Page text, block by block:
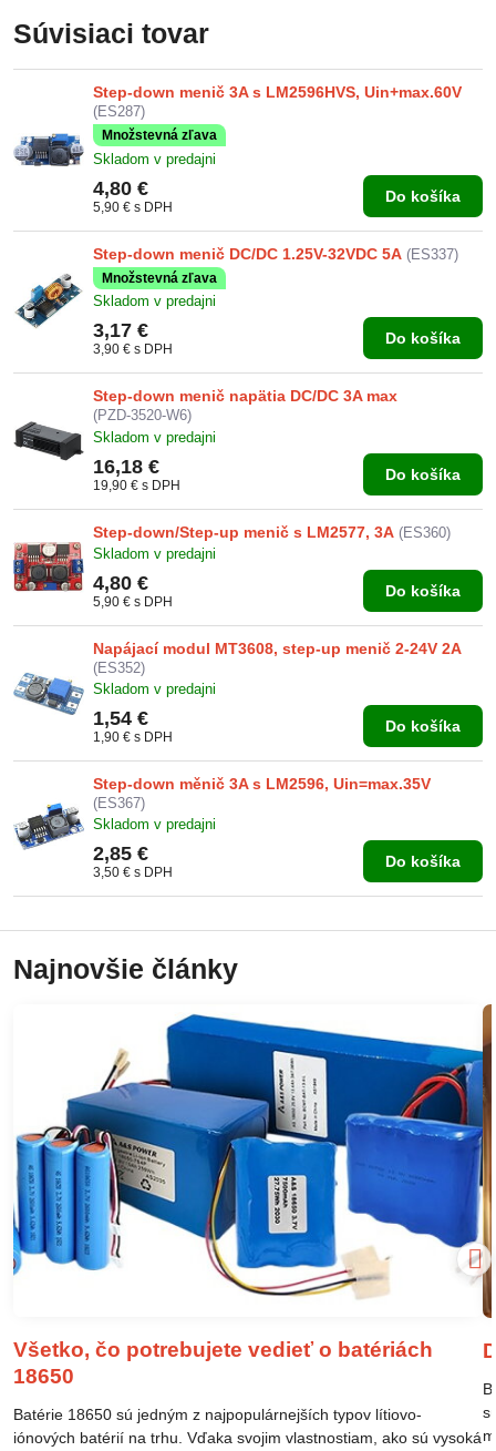
Súvisiaci tovar
Step-down menič 3A s LM2596HVS, Uin+max.60V
(ES287)
Množstevná zľava
Skladom v predajni
4,80 €
5,90 € s DPH
Do košíka
Step-down menič DC/DC 1.25V-32VDC 5A (ES337)
Množstevná zľava
Skladom v predajni
3,17 €
3,90 € s DPH
Do košíka
Step-down menič napätia DC/DC 3A max
(PZD-3520-W6)
Skladom v predajni
16,18 €
19,90 € s DPH
Do košíka
Step-down/Step-up menič s LM2577, 3A (ES360)
Skladom v predajni
4,80 €
5,90 € s DPH
Do košíka
Napájací modul MT3608, step-up menič 2-24V 2A
(ES352)
Skladom v predajni
1,54 €
1,90 € s DPH
Do košíka
Step-down měnič 3A s LM2596, Uin=max.35V
(ES367)
Skladom v predajni
2,85 €
3,50 € s DPH
Do košíka
Najnovšie články
Všetko, čo potrebujete vedieť o batériách
18650
Batérie 18650 sú jedným z najpopulárnejších typov lítiovo-
iónových batérií na trhu. Vďaka svojim vlastnostiam, ako sú vysoká